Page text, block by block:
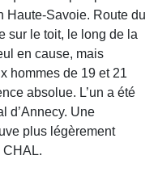
Haute-Savoie. Route du
sur le toit, le long de la
en cause, mais
hommes de 19 et 21
absolue. L’un a été
d’Annecy. Une
plus légèrement
CHAL.